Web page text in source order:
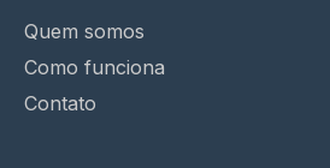
Quem somos
Como funciona
Contato